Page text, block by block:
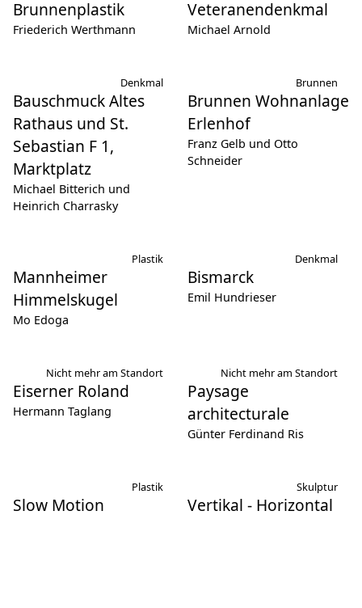
Brunnenplastik
Brunnen
Veteranendenkmal
Denkmal
Bauschmuck Altes
Rathaus und St.
Sebastian F 1,
Marktplatz
Denkmal
Michael Bitterich und
Brunnen Wohnanlage
Erlenhof
Brunnen
Franz Gelb und Otto
Mannheimer
Himmelskugel
Bismarck
Eiserner Roland
Nicht mehr am Standort
Paysage
architecturale
Nicht mehr am Standort
Skulptur